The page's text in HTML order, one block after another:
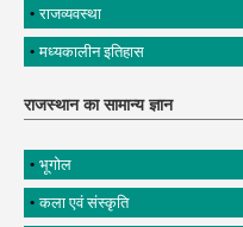
राजव्यवस्था
मध्यकालीन इतिहास
राजस्थान का सामान्य ज्ञान
भूगोल
कला एवं संस्कृति